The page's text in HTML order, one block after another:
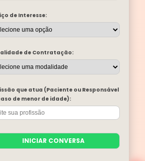
(11) 2424-8197
MENU
A MENTAL ONE
SERVIÇOS
BLOG
MENTAL ONE NA MÍDIA
TRABALHE CONOSCO
PARA EMPRESAS
CONTATO
CATEGORIAS
de Interesse:
de Contratação:
que atua (Paciente ou Responsável
de menor de idade):
INICIAR CONVERSA